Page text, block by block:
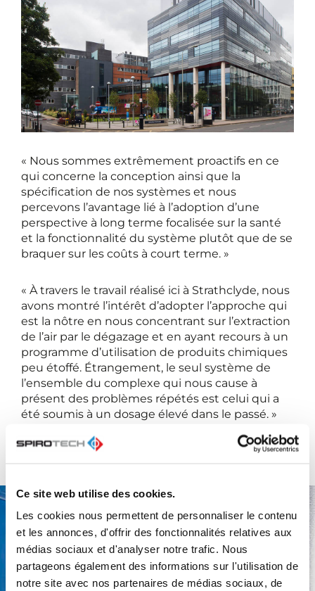
Ce site web utilise des cookies.
Les cookies nous permettent de personnaliser le contenu
et les annonces, d'offrir des fonctionnalités relatives aux
médias sociaux et d'analyser notre trafic. Nous
partageons également des informations sur l'utilisation de
notre site avec nos partenaires de médias sociaux, de
« Nous sommes extrêmement proactifs en ce
qui concerne la conception ainsi que la
spécification de nos systèmes et nous
percevons l’avantage lié à l’adoption d’une
perspective à long terme focalisée sur la santé
et la fonctionnalité du système plutôt que de se
braquer sur les coûts à court terme. »
« À travers le travail réalisé ici à Strathclyde, nous
avons montré l’intérêt d’adopter l’approche qui
est la nôtre en nous concentrant sur l’extraction
de l’air par le dégazage et en ayant recours à un
programme d’utilisation de produits chimiques
peu étoffé. Étrangement, le seul système de
l’ensemble du complexe qui nous cause à
présent des problèmes répétés est celui qui a
été soumis à un dosage élevé dans le passé. »